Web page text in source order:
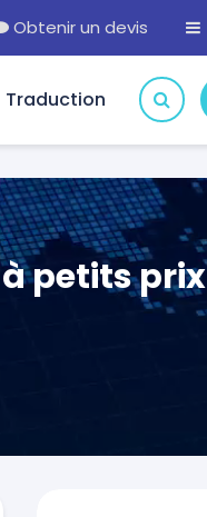
Obtenir un devis
Traduction
petits prix